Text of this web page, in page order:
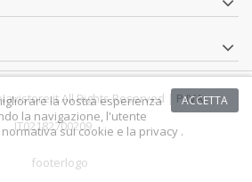
All Rights Reserved | P.IVA
IT02182700209
ACCETTA
la vostra esperienza
la navigazione, l'utente
sui cookie e la privacy .